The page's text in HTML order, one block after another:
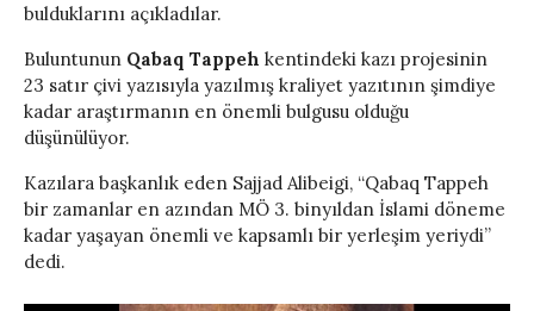
bulduklarını açıkladılar.
Buluntunun Qabaq Tappeh kentindeki kazı projesinin
23 satır çivi yazısıyla yazılmış kraliyet yazıtının şimdiye
kadar araştırmanın en önemli bulgusu olduğu
düşünülüyor.
Kazılara başkanlık eden Sajjad Alibeigi, “Qabaq Tappeh
bir zamanlar en azından MÖ 3. binyıldan İslami döneme
kadar yaşayan önemli ve kapsamlı bir yerleşim yeriydi”
dedi.